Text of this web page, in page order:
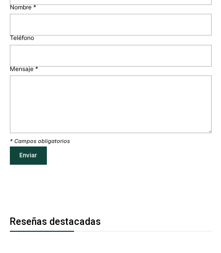
Nombre*
Teléfono
Mensaje*
* Campos obligatorios
Reseñas destacadas